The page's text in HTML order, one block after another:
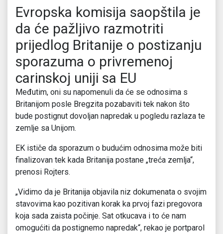
Evropska komisija saopštila je
da će pažljivo razmotriti
prijedlog Britanije o postizanju
sporazuma o privremenoj
carinskoj uniji sa EU
Međutim, oni su napomenuli da će se odnosima s
Britanijom posle Bregzita pozabaviti tek nakon što
bude postignut dovoljan napredak u pogledu razlaza te
zemlje sa Unijom.
EK ističe da sporazum o budućim odnosima može biti
finalizovan tek kada Britanija postane „treća zemlja“,
prenosi Rojters.
„Vidimo da je Britanija objavila niz dokumenata o svojim
stavovima kao pozitivan korak ka prvoj fazi pregovora
koja sada zaista počinje. Sat otkucava i to će nam
omogućiti da postignemo napredak“, rekao je portparol